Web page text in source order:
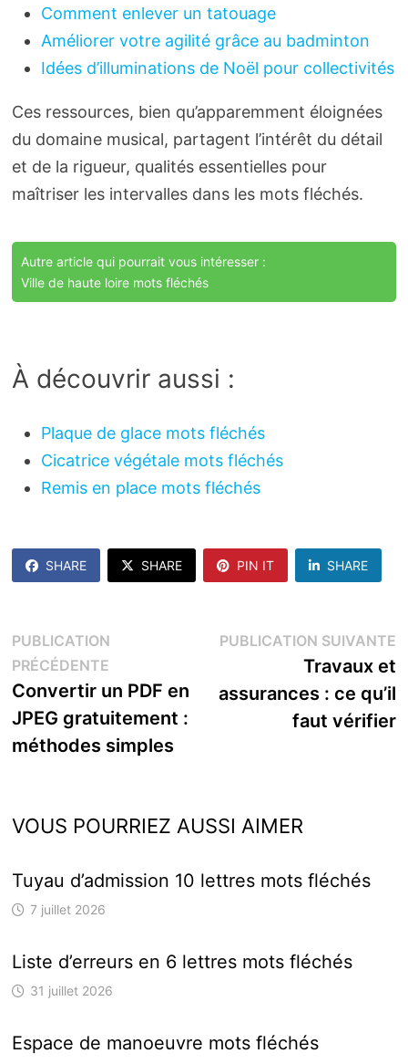
Comment enlever un tatouage
Améliorer votre agilité grâce au badminton
Idées d’illuminations de Noël pour collectivités
Ces ressources, bien qu’apparemment éloignées
du domaine musical, partagent l’intérêt du détail
et de la rigueur, qualités essentielles pour
maîtriser les intervalles dans les mots fléchés.
Autre article qui pourrait vous intéresser :
Ville de haute loire mots fléchés
À découvrir aussi :
Plaque de glace mots fléchés
Cicatrice végétale mots fléchés
Remis en place mots fléchés
SHARE SHARE PIN IT SHARE
Navigation
de
l’article
PUBLICATION
PRÉCÉDENTEPublication
précédente :
Convertir un PDF en
JPEG gratuitement :
méthodes simples
PUBLICATION SUIVANTE
Travaux et
assurances : ce qu’il
faut vérifier
VOUS POURRIEZ AUSSI AIMER
Tuyau d’admission 10 lettres mots fléchés
7 juillet 2026
Liste d’erreurs en 6 lettres mots fléchés
31 juillet 2026
Espace de manoeuvre mots fléchés